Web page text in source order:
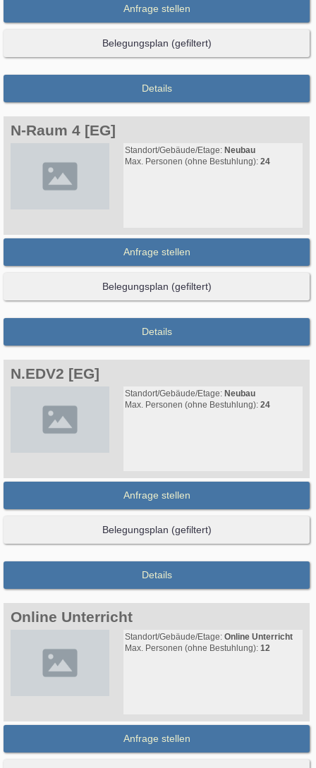
Anfrage stellen
Belegungsplan (gefiltert)
Details
N-Raum 4 [EG]
Standort/Gebäude/Etage: Neubau
Max. Personen (ohne Bestuhlung): 24
Anfrage stellen
Belegungsplan (gefiltert)
Details
N.EDV2 [EG]
Standort/Gebäude/Etage: Neubau
Max. Personen (ohne Bestuhlung): 24
Anfrage stellen
Belegungsplan (gefiltert)
Details
Online Unterricht
Standort/Gebäude/Etage: Online Unterricht
Max. Personen (ohne Bestuhlung): 12
Anfrage stellen